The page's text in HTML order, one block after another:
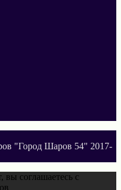
"Город Шаров 54" 2017-
вы соглашаетесь с